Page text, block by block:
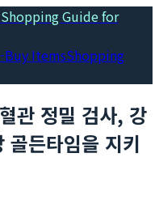
Guide for
Buy ItemsShopping
관 정밀 검사, 강
든타임을 지키